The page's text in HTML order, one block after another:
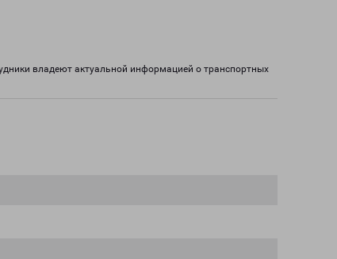
владеют актуальной информацией о транспортных